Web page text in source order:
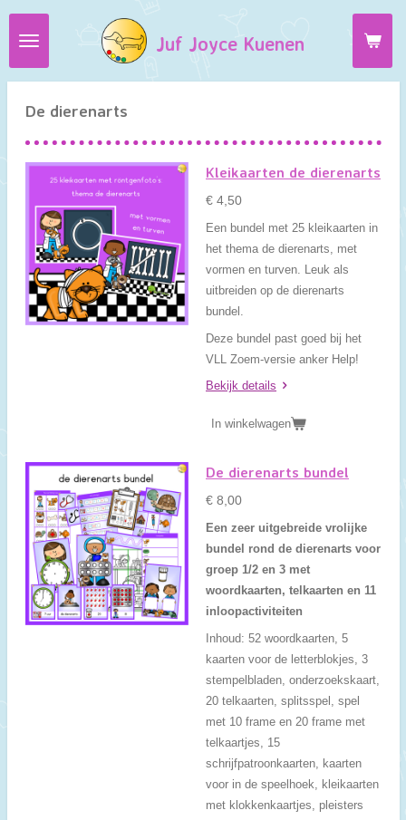
Ga
direct
de
hoofdinhoud
Juf Joyce Kuenen
De dierenarts
Kleikaarten de dierenarts
€ 4,50
Een bundel met 25 kleikaarten in
het thema de dierenarts, met
vormen en turven. Leuk als
uitbreiden op de dierenarts
bundel.
Deze bundel past goed bij het
VLL Zoem-versie anker Help!
Bekijk details
In winkelwagen
De dierenarts bundel
€ 8,00
Een zeer uitgebreide vrolijke
bundel rond de dierenarts voor
groep 1/2 en 3 met
woordkaarten, telkaarten en 11
inloopactiviteiten
Inhoud: 52 woordkaarten, 5
kaarten voor de letterblokjes, 3
stempelbladen, onderzoekskaart,
20 telkaarten, splitsspel, spel
met 10 frame en 20 frame met
telkaartjes, 15
schrijfpatroonkaarten, kaarten
voor in de speelhoek, kleikaarten
met klokkenkaartjes, pleisters